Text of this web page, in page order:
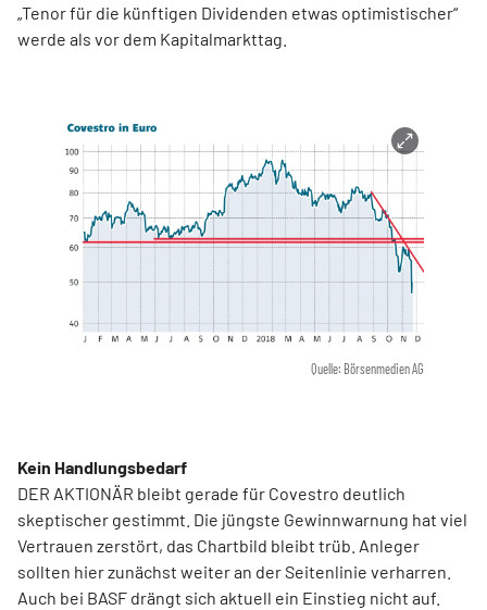
„Tenor für die künftigen Dividenden etwas optimistischer“
werde als vor dem Kapitalmarkttag.
Quelle: Börsenmedien AG
Kein Handlungsbedarf
DER AKTIONÄR bleibt gerade für Covestro deutlich
skeptischer gestimmt. Die jüngste Gewinnwarnung hat viel
Vertrauen zerstört, das Chartbild bleibt trüb. Anleger
sollten hier zunächst weiter an der Seitenlinie verharren.
Auch bei BASF drängt sich aktuell ein Einstieg nicht auf.